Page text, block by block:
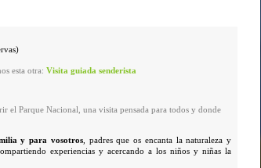
esta otra: Visita guiada senderista
el Parque Nacional
, una visita pensada para todos y donde
y para vosotros, padres que os encanta la naturaleza y
experiencias y acercando a los niños y niñas la